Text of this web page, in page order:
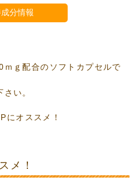
分情報
ｇ配合のソフトカプセルで
い。
メ！